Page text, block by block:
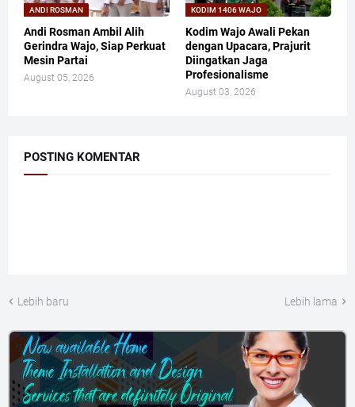
ANDI ROSMAN
Andi Rosman Ambil Alih
Gerindra Wajo, Siap Perkuat
Mesin Partai
August 05, 2026
KODIM 1406 WAJO
Kodim Wajo Awali Pekan
dengan Upacara, Prajurit
Diingatkan Jaga
Profesionalisme
August 03, 2026
POSTING KOMENTAR
Lebih baru Lebih lama